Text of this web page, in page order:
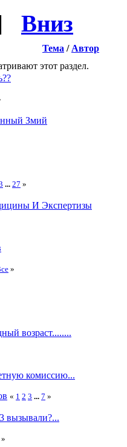
Вниз
Тема / Автор
этот раздел.
Змий
... 27 »
И Экспертизы
»
возраст........
комиссию...
« 1 2 3 ... 7 »
вызывали?...
»